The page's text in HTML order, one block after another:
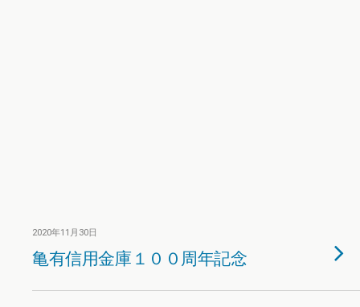
2020年11月30日
亀有信用金庫１００周年記念